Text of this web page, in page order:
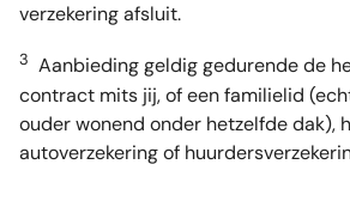
verzekering afsluit.
3 Aanbieding geldig gedurende de
contract mits jij, of een familielid
ouder wonend onder hetzelfde dak),
autoverzekering of